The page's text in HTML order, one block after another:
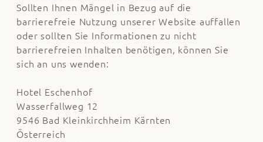
Sollten Ihnen Mängel in Bezug auf die
barrierefreie Nutzung unserer Website auffallen
oder sollten Sie Informationen zu nicht
barrierefreien Inhalten benötigen, können Sie
sich an uns wenden:
Hotel Eschenhof
Wasserfallweg 12
9546 Bad Kleinkirchheim Kärnten
Österreich